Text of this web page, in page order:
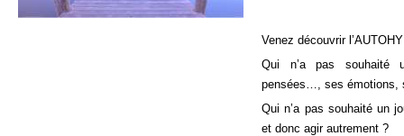
Venez découvrir
Qui n’a pas souhaité
pensées…, ses émotions,
Qui n’a pas souhaité un
et donc agir autrement ?